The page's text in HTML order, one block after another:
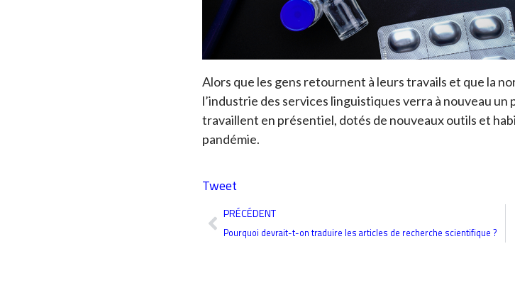
Alors que les gens retournent à leurs travails et que la
l’industrie des services linguistiques verra à nouveau
travaillent en présentiel, dotés de nouveaux outils et
pandémie.
Tweet
Précédent
PRÉCÉDENT
Pourquoi devrait-t-on traduire les articles de recherche scientifique ?